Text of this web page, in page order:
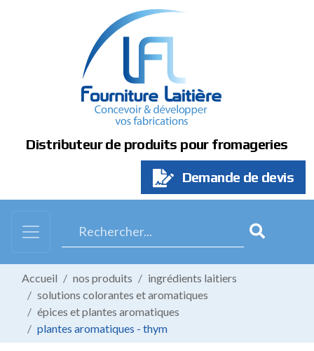
Distributeur de produits pour fromageries
Demande de devis
Accueil nos produits
ingrédients laitiers
solutions colorantes et aromatiques
épices et plantes aromatiques
plantes aromatiques - thym
Panneau de gestion des cookies